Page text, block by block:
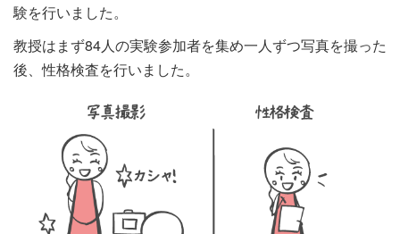
験を行いました。
教授はまず84人の実験参加者を集め一人ずつ写真を撮った
後、性格検査を行いました。